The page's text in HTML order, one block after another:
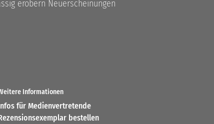
erobern Neuerscheinungen
Informationen
für Medienvertretende
bestellen